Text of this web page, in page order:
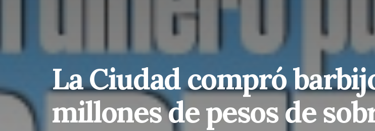
La Ciudad compró
millones de pesos de